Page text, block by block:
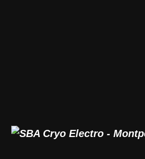
BIEN-ÊTRE